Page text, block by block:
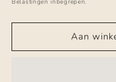
Belastingen inbegrepen.
Aan